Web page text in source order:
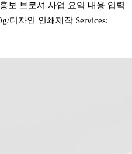
보 브로셔 사업 요약 내용 입력
디자인 인쇄제작 Services: